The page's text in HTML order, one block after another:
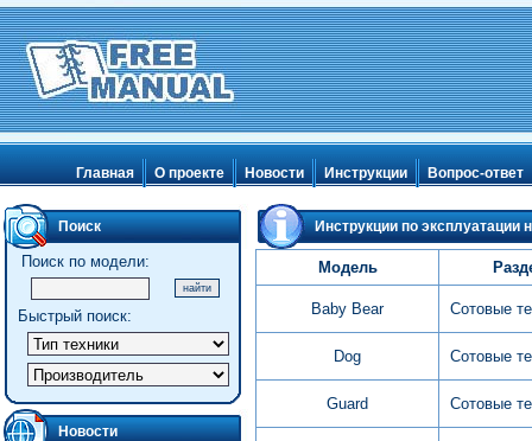
Главная О проекте Новости Инструкции Вопрос-ответ
Поиск
Поиск по модели:
Быстрый поиск:
Новости
Инструкции по эксплуатации
Модель
Baby Bear Сотовые
Dog Сотовые
Guard Сотовые